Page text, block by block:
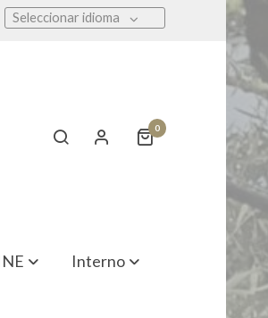
Seleccionar idioma
0
Interno